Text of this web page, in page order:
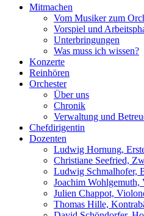
Mitmachen
Vom Musiker zum
Vorspiel und
Unterbringungen
Was muss ich wissen?
Konzerte
Reinhören
Orchester
Über uns
Chronik
Verwaltung und
Chefdirigentin
Dozenten
Ludwig Hornung,
Christiane Seefried,
Ludwig Schmalhofer,
Joachim Wohlgemuth,
Julien Chappot,
Thomas Hille,